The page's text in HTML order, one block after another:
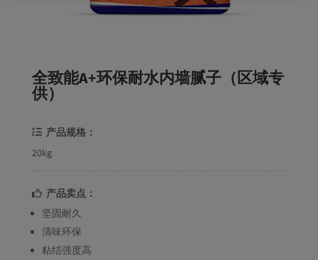
全致能A+环保耐水内墙腻子（区域专
供）
产品规格：
20kg
产品卖点：
坚固耐久
清味环保
粘结强度高